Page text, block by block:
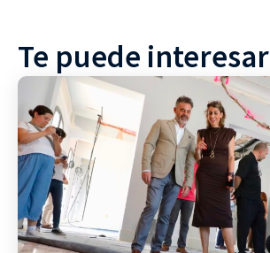
Te puede interesar